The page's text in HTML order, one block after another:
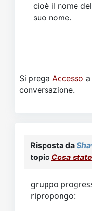
cioè il nome
suo nome.
Si prega Accesso a
conversazione.
Risposta da
topic Cosa
gruppo
ripropongo: